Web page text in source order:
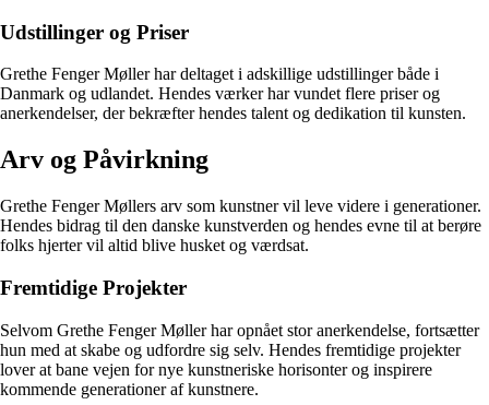
Udstillinger og Priser
Grethe Fenger Møller har deltaget i adskillige udstillinger både i
Danmark og udlandet. Hendes værker har vundet flere priser og
anerkendelser, der bekræfter hendes talent og dedikation til kunsten.
Arv og Påvirkning
Grethe Fenger Møllers arv som kunstner vil leve videre i generationer.
Hendes bidrag til den danske kunstverden og hendes evne til at berøre
folks hjerter vil altid blive husket og værdsat.
Fremtidige Projekter
Selvom Grethe Fenger Møller har opnået stor anerkendelse, fortsætter
hun med at skabe og udfordre sig selv. Hendes fremtidige projekter
lover at bane vejen for nye kunstneriske horisonter og inspirere
kommende generationer af kunstnere.